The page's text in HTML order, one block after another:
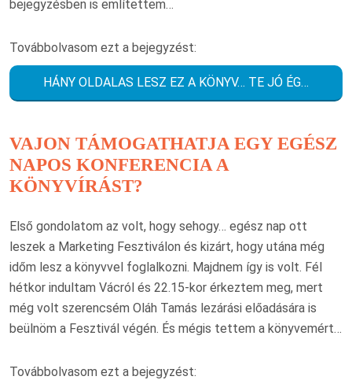
bejegyzésben is említettem…
Továbbolvasom ezt a bejegyzést:
HÁNY OLDALAS LESZ EZ A KÖNYV… TE JÓ ÉG…
VAJON TÁMOGATHATJA EGY EGÉSZ
NAPOS KONFERENCIA A
KÖNYVÍRÁST?
Első gondolatom az volt, hogy sehogy… egész nap ott
leszek a Marketing Fesztiválon és kizárt, hogy utána még
időm lesz a könyvvel foglalkozni. Majdnem így is volt. Fél
hétkor indultam Vácról és 22.15-kor érkeztem meg, mert
még volt szerencsém Oláh Tamás lezárási előadására is
beülnöm a Fesztivál végén. És mégis tettem a könyvemért…
Továbbolvasom ezt a bejegyzést: